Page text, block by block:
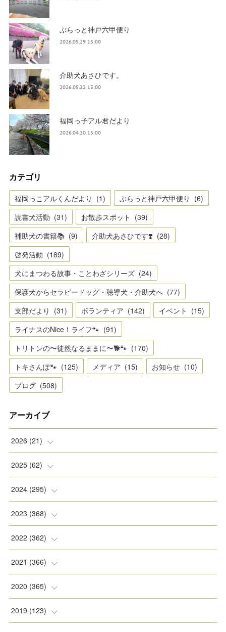
ぶらっと神戸六甲便り
2026.05.29 15:00
介助犬あさひです。
2026.05.22 15:00
福岡っ子アル君だより
2026.04.20 15:00
カテゴリ
福岡っこアルくんだより (1) ぶらっと神戸六甲便り (6)
読書犬活動 (31) お散歩スポット (39)
補助犬の書籍📚 (9) 介助犬あさひです❣️ (28)
啓発活動 (189)
犬にまつわる故事・ことわざシリーズ (24)
保護犬からセラピードッグ・聴導犬・介助犬へ (77)
支部だより (31) ボランティア (142) イベント (15)
ライナスのNice！ライフ🐾 (91)
トリトンの〜徒然なるままに〜🐕🐾 (170)
トキさんぽ🐾 (125) メディア (15) お知らせ (10)
ブログ (508)
アーカイブ
2026 (21)
(2)
(2)
(2)
(5)
2025 (62)
(8)
(5)
(9)
(1)
2024 (295)
(8)
(11)
(11)
(22)
31)
2023 (368)
(31)
(30)
(31)
( 30)
2022 (362)
(30)
(30)
(30)
2021 (366)
(31)
(30)
2020 (365)
(31)
2019 (123)